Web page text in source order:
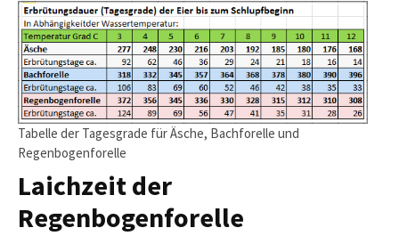
Tabelle der Tagesgrade für Äsche, Bachforelle und
Regenbogenforelle
Laichzeit der
Regenbogenforelle